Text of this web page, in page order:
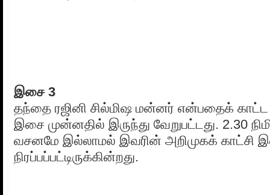
இசை 3
தந்தை ரஜினி சில்மிஷ மன்னர் என்பதைக் காட்ட
இசை முன்னதில் இருந்து வேறுபட்டது. 2.30
வசனமே இல்லாமல் இவரின் அறிமுகக் காட்சி
நிரப்பப்பட்டிருக்கின்றது.